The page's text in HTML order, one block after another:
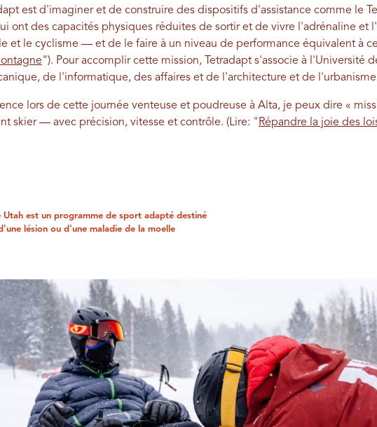
est d'imaginer et de construire des dispositifs d'assistance comme le
ont des capacités physiques réduites de sortir et de vivre l'adrénaline et
et le cyclisme — et de le faire à un niveau de performance équivalent à
"). Pour accomplir cette mission, Tetradapt s'associe à l'Université
de l'informatique, des affaires et de l'architecture et de
lors de cette journée venteuse et poudreuse à Alta, je peux dire «
skier — avec précision, vitesse et contrôle. (Lire: " Répandre la joie des
Utah est un programme de sport adapté destiné
lésion ou d'une maladie de la moelle